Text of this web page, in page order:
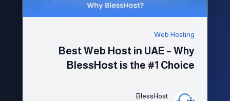
Web Hosting
Best Web Host in UAE – Why
BlessHost is the #1 Choice
BlessHost
BlessHost